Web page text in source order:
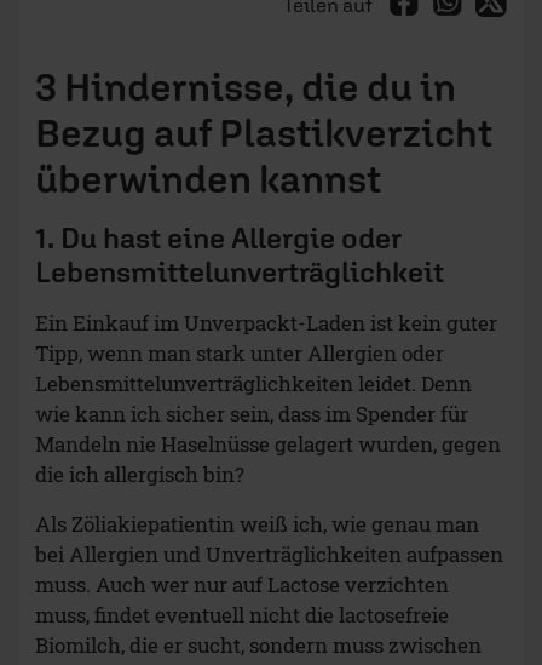
Teilen auf
3 Hindernisse, die du in
Bezug auf Plastikverzicht
überwinden kannst
1. Du hast eine Allergie oder
Lebensmittelunverträglichkeit
Ein Einkauf im Unverpackt-Laden ist kein guter
Tipp, wenn man stark unter Allergien oder
Lebensmittelunverträglichkeiten leidet. Denn
wie kann ich sicher sein, dass im Spender für
Mandeln nie Haselnüsse gelagert wurden, gegen
die ich allergisch bin?
Als Zöliakiepatientin weiß ich, wie genau man
bei Allergien und Unverträglichkeiten aufpassen
muss. Auch wer nur auf Lactose verzichten
muss, findet eventuell nicht die lactosefreie
Biomilch, die er sucht, sondern muss zwischen